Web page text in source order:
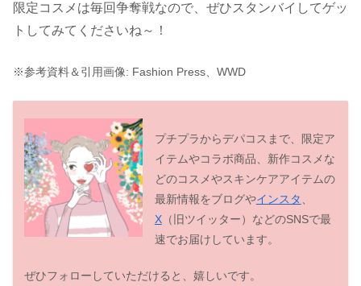
限定コスメは毎回争奪戦なので、ぜひスタンバイしてゲッ
トしてみてくださいね～！
※参考資料＆引用画像: Fashion Press、WWD
プチプラからデパコスまで、限定ア
イテムやコラボ商品、新作コスメな
どのコスメやスキンケアアイテムの
最新情報をブログやインスタ
X（旧ツイッター）などのSNSで最
速でお届けしています。
ぜひフォローしていただけると、嬉しいです。